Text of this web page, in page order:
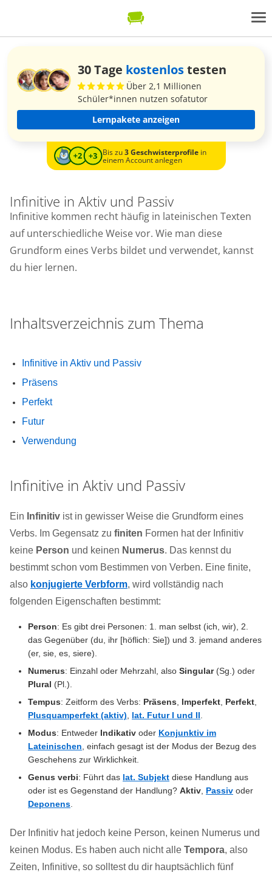
30 Tage kostenlostesten
Über 2,1 Millionen
Schüler*innen nutzen sofatutor
Lernpakete anzeigen
Bis zu3 Geschwisterprofilein
einem Account anlegen
Infinitive in Aktiv und Passiv
Infinitive kommen recht häufig in lateinischen Texten
auf unterschiedliche Weise vor. Wie man diese
Grundform eines Verbs bildet und verwendet, kannst
du hier lernen.
Inhaltsverzeichnis zum Thema
Infinitive in Aktiv und Passiv
Präsens
Perfekt
Futur
Verwendung
Infinitive in Aktiv und Passiv
Ein Infinitiv ist in gewisser Weise die Grundform eines
Verbs. Im Gegensatz zu finiten Formen hat der Infinitiv
keine Person und keinen Numerus. Das kennst du
bestimmt schon vom Bestimmen von Verben. Eine finite,
also konjugierte Verbform, wird vollständig nach
folgenden Eigenschaften bestimmt:
Person: Es gibt drei Personen: 1. man selbst (ich, wir), 2.
das Gegenüber (du, ihr [höflich: Sie]) und 3. jemand anderes
(er, sie, es, siere).
Numerus: Einzahl oder Mehrzahl, also Singular(Sg.) oder
Plural (Pl.).
Tempus: Zeitform des Verbs: Präsens, Imperfekt, Perfekt,
Plusquamperfekt (aktiv), lat. Futur I und II.
Modus: Entweder Indikativ oder Konjunktiv im
Lateinischen, einfach gesagt ist der Modus der Bezug des
Geschehens zur Wirklichkeit.
Genus verbi: Führt das lat. Subjekt diese Handlung aus
oder ist es Gegenstand der Handlung? Aktiv, Passiv oder
Deponens.
Der Infinitiv hat jedoch keine Person, keinen Numerus und
keinen Modus. Es haben auch nicht alle Tempora, also
Zeiten, Infinitive, so solltest du dir hauptsächlich fünf